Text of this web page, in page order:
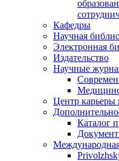
Кафедры
Научная
Электронная
Издательство
Научные
Центр карьеры
Каталог
Международная